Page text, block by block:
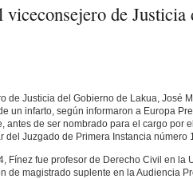
viceconsejero de Justicia
de Justicia del Gobierno de Lakua, José
un infarto, según informaron a Europa
antes de ser nombrado para el cargo por
del Juzgado de Primera Instancia número
Fínez fue profesor de Derecho Civil en la
de magistrado suplente en la Audiencia